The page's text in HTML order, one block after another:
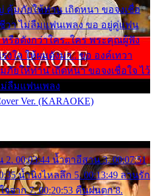
คุ้มภัยให้ท่าน เถิดหนา ขอจงเชื่อ
วา ไม่ลืมแฟนเพลง ขอ อยู่คู่แฟน
หรือดังกว่าใคร..ใคร พระคุณผู้ฟัง
งใจ ให้ผมดังมา.. ขอ องค์เทวา
ยให้ท่าน เถิดหนา ขอจงเชื่อใจ ไว้
ม่ลืมแฟนเพลง
Ver. (KARAOKE)
2. 00:03:44 น้ำตาอีสาน 3. 00:07:51
น้ำนิ่งไหลลึก 5. 00:13:49 ลานรัก
จจาก 7. 00:20:53 คืนฝนตก 8.